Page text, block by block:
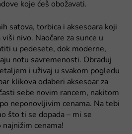
koje ćeš obožavati.
satova, torbica i aksesoara koji
nivo. Naočare za sunce u
u pedesete, dok moderne,
notu savremenosti. Obraduj
i uživaj u svakom pogledu
klikova odaberi aksesoar za
sebe novim rancem, nakitom
neponovljivim cenama. Na tebi
što ti se dopada – mi se
cenama!